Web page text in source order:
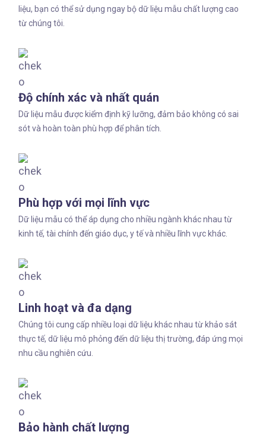
liệu, bạn có thể sử dụng ngay bộ dữ liệu mẫu chất lượng cao
từ chúng tôi.
Độ chính xác và nhất quán
Dữ liệu mẫu được kiểm định kỹ lưỡng, đảm bảo không có sai
sót và hoàn toàn phù hợp để phân tích.
Phù hợp với mọi lĩnh vực
Dữ liệu mẫu có thể áp dụng cho nhiều ngành khác nhau từ
kinh tế, tài chính đến giáo dục, y tế và nhiều lĩnh vực khác.
Linh hoạt và đa dạng
Chúng tôi cung cấp nhiều loại dữ liệu khác nhau từ khảo sát
thực tế, dữ liệu mô phỏng đến dữ liệu thị trường, đáp ứng mọi
nhu cầu nghiên cứu.
Bảo hành chất lượng